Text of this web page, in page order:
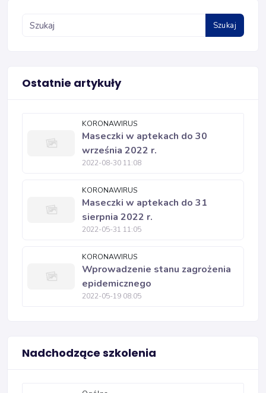
Szukaj
Ostatnie artykuły
KORONAWIRUS
Maseczki w aptekach do 30
września 2022 r.
2022-08-30 11:08
KORONAWIRUS
Maseczki w aptekach do 31
sierpnia 2022 r.
2022-05-31 11:05
KORONAWIRUS
Wprowadzenie stanu zagrożenia
epidemicznego
2022-05-19 08:05
Nadchodzące szkolenia